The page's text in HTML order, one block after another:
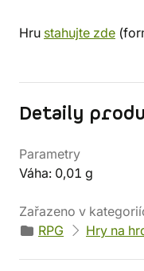
Hru stahujte zde
Detaily
Parametry
Váha: 0,01 g
Zařazeno v
RPG
Hry na